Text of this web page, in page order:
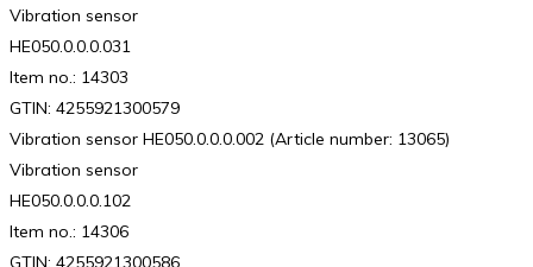
Vibration sensor
HE050.0.0.0.031
Item no.: 14303
GTIN: 4255921300579
Vibration sensor HE050.0.0.0.002 (Article number: 13065)
Vibration sensor
HE050.0.0.0.102
Item no.: 14306
GTIN: 4255921300586